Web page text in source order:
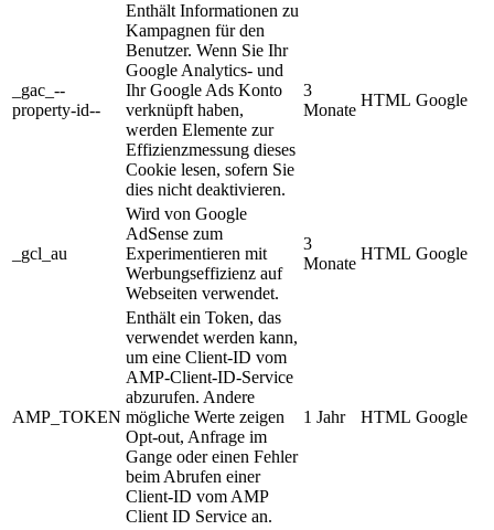
_gac_--
property-id--
Enthält Informationen zu
Kampagnen für den
Benutzer. Wenn Sie Ihr
Google Analytics- und
Ihr Google Ads Konto
verknüpft haben,
werden Elemente zur
Effizienzmessung dieses
Cookie lesen, sofern Sie
dies nicht deaktivieren.
3
Monate
HTML Google
_gcl_au
Wird von Google
AdSense zum
Experimentieren mit
Werbungseffizienz auf
Webseiten verwendet.
3
Monate
HTML Google
AMP_TOKEN
Enthält ein Token, das
verwendet werden kann,
um eine Client-ID vom
AMP-Client-ID-Service
abzurufen. Andere
mögliche Werte zeigen
Opt-out, Anfrage im
Gange oder einen Fehler
beim Abrufen einer
Client-ID vom AMP
Client ID Service an.
1 Jahr HTML Google